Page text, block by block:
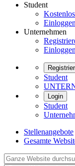
Student
Einloggen
Unternehmen
Einloggen
Student
Login
Student
Stellenangebote
Gesamte